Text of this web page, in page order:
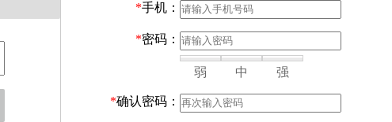
*手机：
*密码：
弱 中 强
*确认密码：